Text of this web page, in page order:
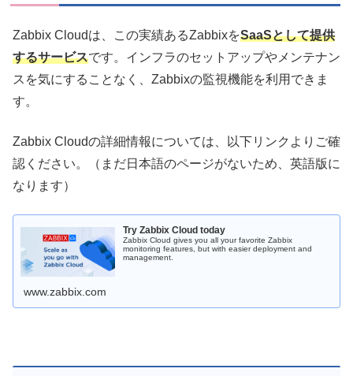
Zabbix Cloudは、この実績あるZabbixをSaaSとして提供
するサービスです。インフラのセットアップやメンテナン
スを気にすることなく、Zabbixの監視機能を利用できま
す。
Zabbix Cloudの詳細情報については、以下リンクよりご確
認ください。（まだ日本語のページがないため、英語版に
なります）
Try Zabbix Cloud today
Zabbix Cloud gives you all your favorite Zabbix
monitoring features, but with easier deployment and
management.
www.zabbix.com